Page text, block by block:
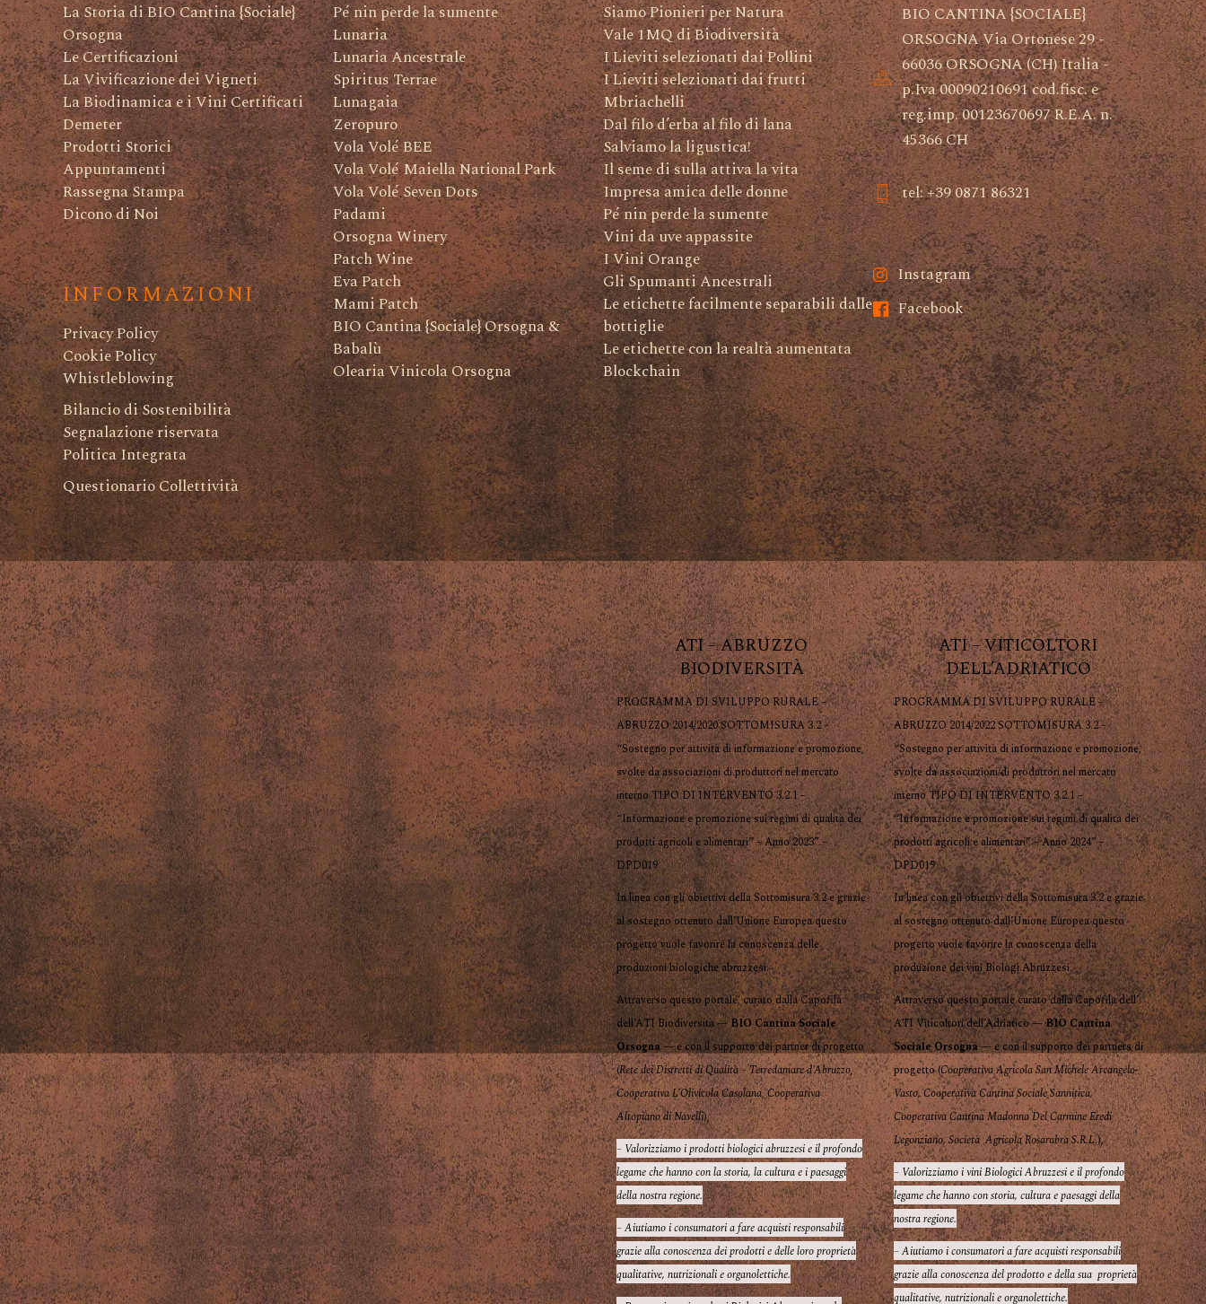
La Storia di BIO Cantina {Sociale}
Orsogna
Le Certificazioni
La Vivificazione dei Vigneti
La Biodinamica e i Vini Certificati
Demeter
Prodotti Storici
Appuntamenti
Rassegna Stampa
Dicono di Noi
INFORMAZIONI
Privacy Policy
Cookie Policy
Whistleblowing
Bilancio di Sostenibilità
Segnalazione riservata
Politica Integrata
Questionario Collettività
Pé nin perde la sumente
Lunaria
Lunaria Ancestrale
Spiritus Terrae
Lunagaia
Zeropuro
Vola Volé BEE
Vola Volé Maiella National Park
Vola Volé Seven Dots
Padami
Orsogna Winery
Patch Wine
Eva Patch
Mami Patch
BIO Cantina {Sociale} Orsogna &
Babalù
Olearia Vinicola Orsogna
Siamo Pionieri per Natura
Vale 1MQ di Biodiversità
I Lieviti selezionati dai Pollini
I Lieviti selezionati dai frutti
Mbriachelli
Dal filo d’erba al filo di lana
Salviamo la ligustica!
Il seme di sulla attiva la vita
Impresa amica delle donne
Pé nin perde la sumente
Vini da uve appassite
I Vini Orange
Gli Spumanti Ancestrali
Le etichette facilmente separabili dalle
bottiglie
Le etichette con la realtà aumentata
Blockchain
BIO CANTINA {SOCIALE}
ORSOGNA Via Ortonese 29 -
66036 ORSOGNA (CH) Italia -
p.Iva 00090210691 cod.fisc. e
reg.imp. 00123670697 R.E.A. n.
45366 CH
tel: +39 0871 86321
Instagram
Facebook
ATI – ABRUZZO
BIODIVERSITÀ
PROGRAMMA DI SVILUPPO RURALE –
ABRUZZO 2014/2020 SOTTOMISURA 3.2 –
“Sostegno per attività di informazione e promozione,
svolte da associazioni di produttori nel mercato
interno TIPO DI INTERVENTO 3.2.1 –
“Informazione e promozione sui regimi di qualità dei
prodotti agricoli e alimentari” – Anno 2023” –
DPD019
In linea con gli obiettivi della Sottomisura 3.2 e grazie
al sostegno ottenuto dall’Unione Europea questo
progetto vuole favorire la conoscenza delle
produzioni biologiche abruzzesi.
Attraverso questo portale, curato dalla Capofila
dell’ATI Biodiversità —BIO Cantina Sociale
Orsogna— e con il supporto dei partner di progetto
(Rete dei Distretti di Qualità – Terredamare d’Abruzzo,
Cooperativa L’Olivicola Casolana,Cooperativa
Altopiano di Navelli),
– Valorizziamo i prodotti biologici abruzzesi e il profondo
legame che hanno con la storia, la cultura e i paesaggi
della nostra regione.
– Aiutiamo i consumatori a fare acquisti responsabili
grazie alla conoscenza dei prodotti e delle loro proprietà
qualitative, nutrizionali e organolettiche.
ATI – VITICOLTORI
DELL’ADRIATICO
PROGRAMMA DI SVILUPPO RURALE –
ABRUZZO 2014/2022 SOTTOMISURA 3.2 –
“Sostegno per attività di informazione e promozione,
svolte da associazioni di produttori nel mercato
interno TIPO DI INTERVENTO 3.2.1 –
“Informazione e promozione sui regimi di qualità dei
prodotti agricoli e alimentari” – Anno 2024” –
DPD019
In linea con gli obiettivi della Sottomisura 3.2 e grazie
al sostegno ottenuto dall’Unione Europea questo
progetto vuole favorire la conoscenza della
produzione dei vini Biologi Abruzzesi.
Attraverso questo portale curato dalla Capofila dell’
ATI Viticoltori dell’Adriatico —BIO Cantina
Sociale Orsogna— e con il supporto dei partners di
progetto (Cooperativa Agricola San Michele Arcangelo-
Vasto, Cooperativa Cantina Sociale Sannitica,
Cooperativa Cantina Madonna Del Carmine Eredi
Legonziano, Società Agricola Rosarubra S.R.L.),
– Valorizziamo i vini Biologici Abruzzesi e il profondo
legame che hanno con storia, cultura e paesaggi della
nostra regione.
– Aiutiamo i consumatori a fare acquisti responsabili
grazie alla conoscenza del prodotto e della sua proprietà
qualitative, nutrizionali e organolettiche.